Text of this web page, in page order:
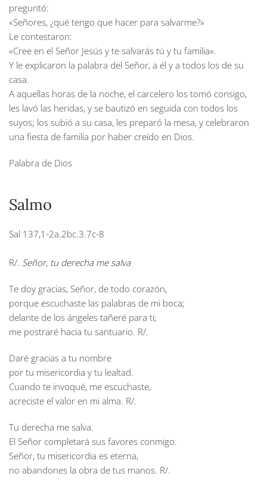
preguntó:
«Señores, ¿qué tengo que hacer para salvarme?»
Le contestaron:
«Cree en el Señor Jesús y te salvarás tú y tu familia».
Y le explicaron la palabra del Señor, a él y a todos los de su
casa.
A aquellas horas de la noche, el carcelero los tomó consigo,
les lavó las heridas, y se bautizó en seguida con todos los
suyos; los subió a su casa, les preparó la mesa, y celebraron
una fiesta de familia por haber creído en Dios.
Palabra de Dios
Salmo
Sal 137,1-2a.2bc.3.7c-8
R/. Señor, tu derecha me salva
Te doy gracias, Señor, de todo corazón,
porque escuchaste las palabras de mi boca;
delante de los ángeles tañeré para ti;
me postraré hacia tu santuario. R/.
Daré gracias a tu nombre
por tu misericordia y tu lealtad.
Cuando te invoqué, me escuchaste,
acreciste el valor en mi alma. R/.
Tu derecha me salva.
El Señor completará sus favores conmigo.
Señor, tu misericordia es eterna,
no abandones la obra de tus manos. R/.